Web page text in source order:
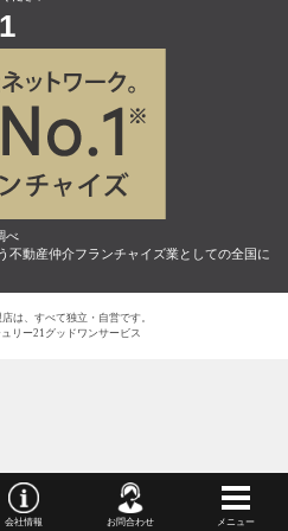
べ
不動産仲介フランチャイズ業としての全国に
は、すべて独立・自営です。
リー21グッドワンサービス
会社情報 お問合わせ メニュー